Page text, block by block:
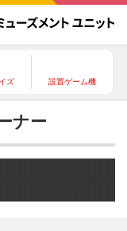
ズ 設置ゲーム機
ナー